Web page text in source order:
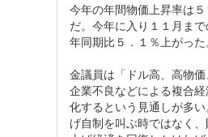
今年の年間物価上昇率は
だ。今年に入り１１月ま
年同期比５．１％上がった
金議員は「ドル高、高物価
企業不良などによる複合
化するという見通しが多
げ自制を叫ぶ時ではなく